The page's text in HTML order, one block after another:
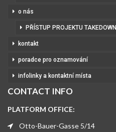
o nás
PŘÍSTUP PROJEKTU TAKEDOWN
kontakt
poradce pro oznamování
infolinky a kontaktní místa
CONTACT INFO
PLATFORM OFFICE:
Otto-Bauer-Gasse 5/14